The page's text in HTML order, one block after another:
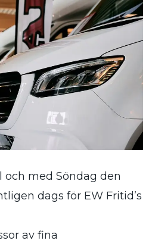
och med Söndag den
dags för EW Fritid’s
av fina